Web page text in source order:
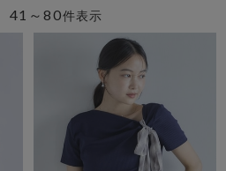
41～80件表示